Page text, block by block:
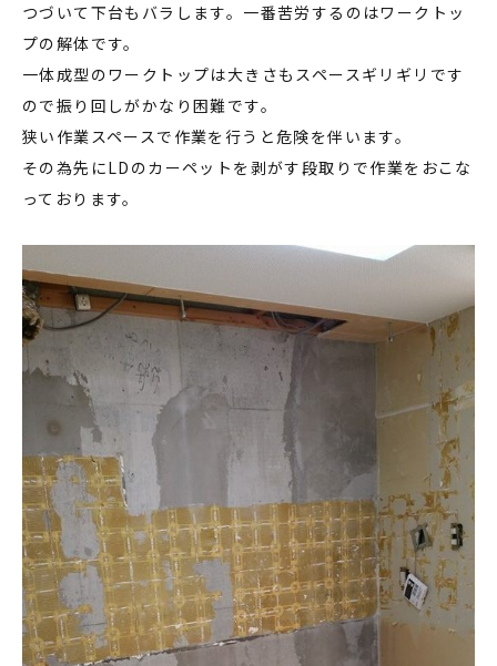
つづいて下台もバラします。一番苦労するのはワークトッ
プの解体です。
一体成型のワークトップは大きさもスペースギリギリです
ので振り回しがかなり困難です。
狭い作業スペースで作業を行うと危険を伴います。
その為先にLDのカーペットを剥がす段取りで作業をおこな
っております。